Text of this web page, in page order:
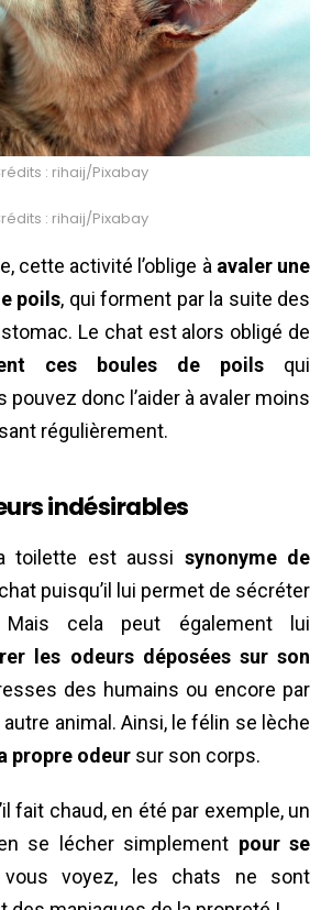
: rihaij/Pixabay
: rihaij/Pixabay
cette activité l’oblige à avaler une
poils, qui forment par la suite des
Le chat est alors obligé de
ces boules de poils qui
pouvez donc l’aider à avaler moins
régulièrement.
indésirables
toilette est aussi synonyme de
puisqu’il lui permet de sécréter
Mais cela peut également lui
les odeurs déposées sur son
des humains ou encore par
animal. Ainsi, le félin se lèche
propre odeur sur son corps.
fait chaud, en été par exemple, un
se lécher simplement pour se
voyez, les chats ne sont